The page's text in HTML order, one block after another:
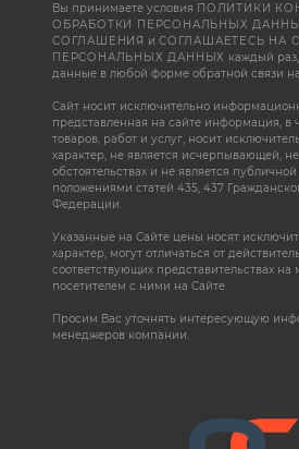
Вы принимаете условия ПОЛИТИКИ
ОБРАБОТКИ ПЕРСОНАЛЬНЫХ
СОГЛАШЕНИЯ иСОГЛАШАЕТЕСЬ НА
ПЕРСОНАЛЬНЫХ ДАННЫХ каждый раз,
данные в любой форме обратной связи
Сайт носит исключительно
представленная на сайте информация, в
товаров, работ и услуг, носит
характер, не является исчерпывающей,
обстоятельствах и не является
положениями статей 435, 437
Федерации.
Указанные на Сайте цены носят
характер, могут отличаться от
соответствующих представительствах
посетителем с ними на Сайте.
Просим Вас уточнять интересующую
менеджеров компании.